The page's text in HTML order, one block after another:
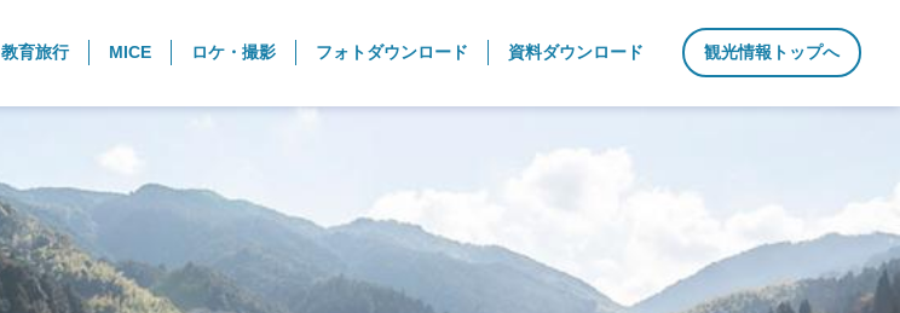
教育旅行 MICE ロケ・撮影 フォトダウンロード 資料ダウンロード 観光情報トップへ